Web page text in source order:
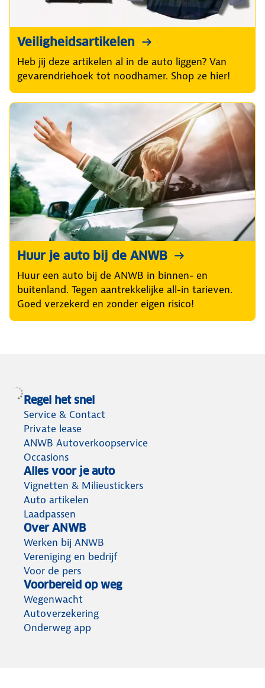
Veiligheidsartikelen
Heb jij deze artikelen al in de auto liggen? Van
gevarendriehoek tot noodhamer. Shop ze hier!
Huur je auto bij de ANWB
Huur een auto bij de ANWB in binnen- en
buitenland. Tegen aantrekkelijke all-in tarieven.
Goed verzekerd en zonder eigen risico!
Regel het snel
Service & Contact
Private lease
ANWB Autoverkoopservice
Occasions
Alles voor je auto
Vignetten & Milieustickers
Auto artikelen
Laadpassen
Over ANWB
Werken bij ANWB
Vereniging en bedrijf
Voor de pers
Voorbereid op weg
Wegenwacht
Autoverzekering
Onderweg app